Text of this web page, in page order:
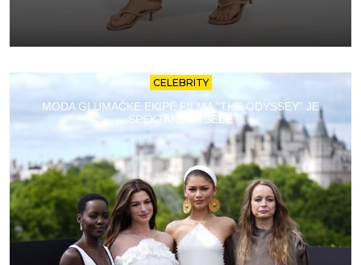
CELEBRITY
MODA GLUMAČKE EKIPE FILMA “THE ODYSSEY” JE
SPEKTAKL ZA SEBE